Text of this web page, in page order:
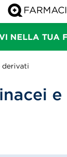
NELLA TUA
derivati